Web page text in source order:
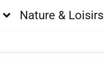
Nature & Loisirs